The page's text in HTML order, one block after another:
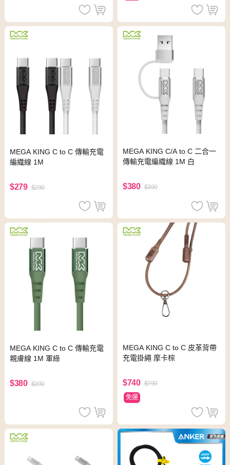
MEGA KING C to C 傳輸充電
編織線 1M
$279 $290
MEGA KING C/A to C 二合一
傳輸充電編織線 1M 白
$380 $390
MEGA KING C to C 傳輸充電
親膚線 1M 軍綠
$380 $390
MEGA KING C to C 皮革背帶
充電掛繩 摩卡棕
$740 $790
免運